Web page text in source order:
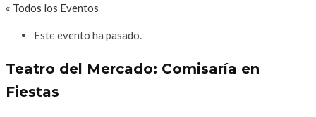
« Todos los Eventos
Este evento ha pasado.
Teatro del Mercado: Comisaría en
Fiestas